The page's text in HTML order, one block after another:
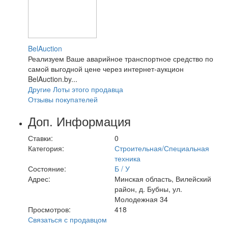
BelAuction
Реализуем Ваше аварийное транспортное средство по
самой выгодной цене через интернет-аукцион
BelAuction.by...
Другие Лоты этого продавца
Отзывы покупателей
Доп. Информация
Ставки:
0
Категория:
Строительная/Специальная
техника
Состояние:
Б / У
Адрес:
Минская область, Вилейский
район, д. Бубны, ул.
Молодежная 34
Просмотров:
418
Связаться с продавцом